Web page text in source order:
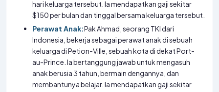
hari keluarga tersebut. Ia mendapatkan gaji sekitar
$150 per bulan dan tinggal bersama keluarga tersebut.
Perawat Anak:Pak Ahmad, seorang TKI dari
Indonesia, bekerja sebagai perawat anak di sebuah
keluarga di Petion-Ville, sebuah kota di dekat Port-
au-Prince. Ia bertanggung jawab untuk mengasuh
anak berusia 3 tahun, bermain dengannya, dan
membantunya belajar. Ia mendapatkan gaji sekitar